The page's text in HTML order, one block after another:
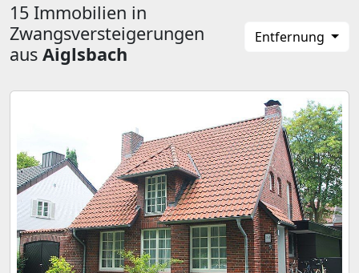
15 Immobilien in
Zwangsversteigerungen
aus Aiglsbach
Entfernung